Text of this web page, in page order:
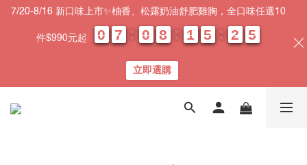
7/20-8/16 新口味上市✨柚香、松露奶油舒肥雞胸，全口味任選10
件$990元起 0
0
0
0 7
7
7
7 0
0
0
0 8
8
8
8 1
1
1
1 5
5
5
5 2
2
2
2 0
0
5
5
4
立即選購